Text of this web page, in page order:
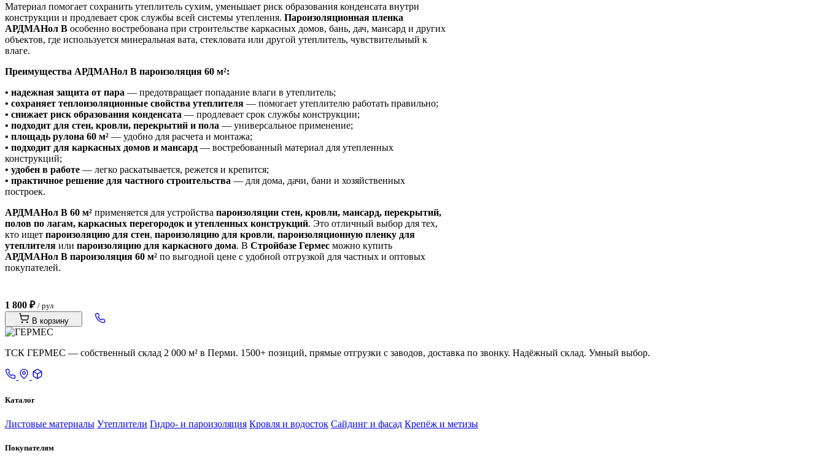
Материал помогает сохранить утеплитель сухим, уменьшает риск образования конденсата внутри
конструкции и продлевает срок службы всей системы утепления. Пароизоляционная пленка
АРДМАНол B особенно востребована при строительстве каркасных домов, бань, дач, мансард и других
объектов, где используется минеральная вата, стекловата или другой утеплитель, чувствительный к
влаге.
Преимущества АРДМАНол B пароизоляция 60 м²:
• надежная защита от пара — предотвращает попадание влаги в утеплитель;
• сохраняет теплоизоляционные свойства утеплителя — помогает утеплителю работать правильно;
• снижает риск образования конденсата — продлевает срок службы конструкции;
• подходит для стен, кровли, перекрытий и пола — универсальное применение;
• площадь рулона 60 м² — удобно для расчета и монтажа;
• подходит для каркасных домов и мансард — востребованный материал для утепленных
конструкций;
• удобен в работе — легко раскатывается, режется и крепится;
• практичное решение для частного строительства — для дома, дачи, бани и хозяйственных
построек.
АРДМАНол B 60 м² применяется для устройства пароизоляции стен, кровли, мансард, перекрытий,
полов по лагам, каркасных перегородок и утепленных конструкций. Это отличный выбор для тех,
кто ищет пароизоляцию для стен, пароизоляцию для кровли, пароизоляционную пленку для
утеплителя или пароизоляцию для каркасного дома. В Стройбазе Гермес можно купить
АРДМАНол B пароизоляция 60 м² по выгодной цене с удобной отгрузкой для частных и оптовых
покупателей.
1 800 ₽ / рул
В корзину
ТСК ГЕРМЕС — собственный склад 2 000 м² в Перми. 1500+ позиций, прямые отгрузки с заводов, доставка по звонку. Надёжный склад. Умный выбор.
Каталог
Листовые материалы Утеплители Гидро- и пароизоляция Кровля и водосток Сайдинг и фасад Крепёж и метизы
Покупателям